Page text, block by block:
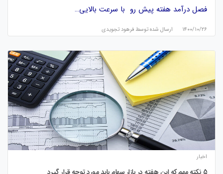
فصل درآمد هفته پیش رو با سرعت بالایی…
۱۴۰۰/۱۰/۲۶ ارسال شده توسط فرهود تجویدی
اخبار